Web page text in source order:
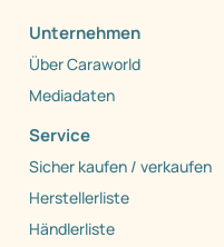
Unternehmen
Über Caraworld
Mediadaten
Service
Sicher kaufen / verkaufen
Herstellerliste
Händlerliste